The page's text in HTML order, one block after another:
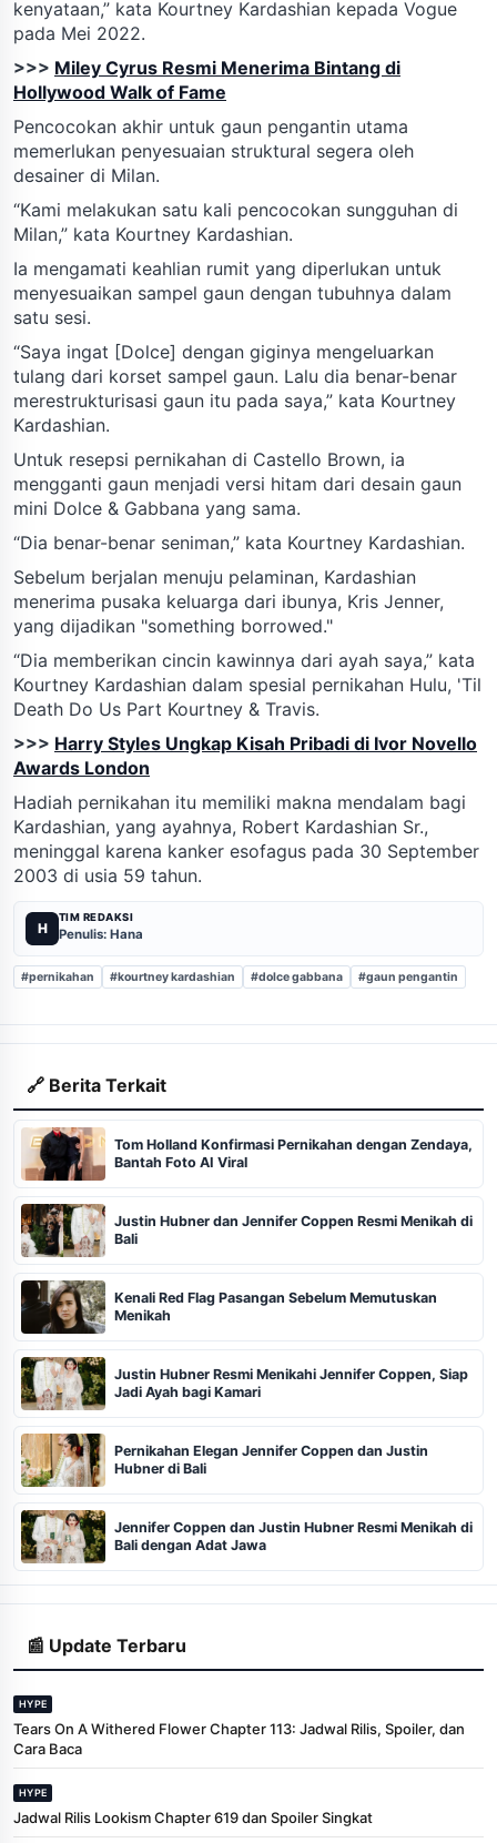
kenyataan,” kata Kourtney Kardashian kepada Vogue
pada Mei 2022.
>>> Miley Cyrus Resmi Menerima Bintang di
Hollywood Walk of Fame
Pencocokan akhir untuk gaun pengantin utama
memerlukan penyesuaian struktural segera oleh
desainer di Milan.
“Kami melakukan satu kali pencocokan sungguhan di
Milan,” kata Kourtney Kardashian.
Ia mengamati keahlian rumit yang diperlukan untuk
menyesuaikan sampel gaun dengan tubuhnya dalam
satu sesi.
“Saya ingat [Dolce] dengan giginya mengeluarkan
tulang dari korset sampel gaun. Lalu dia benar-benar
merestrukturisasi gaun itu pada saya,” kata Kourtney
Kardashian.
Untuk resepsi pernikahan di Castello Brown, ia
mengganti gaun menjadi versi hitam dari desain gaun
mini Dolce & Gabbana yang sama.
“Dia benar-benar seniman,” kata Kourtney Kardashian.
Sebelum berjalan menuju pelaminan, Kardashian
menerima pusaka keluarga dari ibunya, Kris Jenner,
yang dijadikan "something borrowed."
“Dia memberikan cincin kawinnya dari ayah saya,” kata
Kourtney Kardashian dalam spesial pernikahan Hulu, 'Til
Death Do Us Part Kourtney & Travis.
>>> Harry Styles Ungkap Kisah Pribadi di Ivor Novello
Awards London
Hadiah pernikahan itu memiliki makna mendalam bagi
Kardashian, yang ayahnya, Robert Kardashian Sr.,
meninggal karena kanker esofagus pada 30 September
2003 di usia 59 tahun.
H
TIM REDAKSI
Penulis: Hana
#pernikahan #kourtney kardashian #dolce gabbana #gaun pengantin
🔗 Berita Terkait
Tom Holland Konfirmasi Pernikahan dengan Zendaya,
Bantah Foto AI Viral
Justin Hubner dan Jennifer Coppen Resmi Menikah di
Bali
Kenali Red Flag Pasangan Sebelum Memutuskan
Menikah
Justin Hubner Resmi Menikahi Jennifer Coppen, Siap
Jadi Ayah bagi Kamari
Pernikahan Elegan Jennifer Coppen dan Justin
Hubner di Bali
Jennifer Coppen dan Justin Hubner Resmi Menikah di
Bali dengan Adat Jawa
📰 Update Terbaru
HYPE
Tears On A Withered Flower Chapter 113: Jadwal Rilis, Spoiler, dan
Cara Baca
HYPE
Jadwal Rilis Lookism Chapter 619 dan Spoiler Singkat